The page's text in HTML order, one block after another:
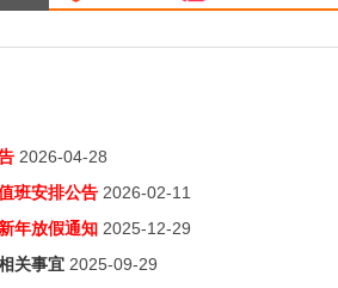
2026-04-28
班安排公告 2026-02-11
年放假通知 2025-12-29
关事宜 2025-09-29